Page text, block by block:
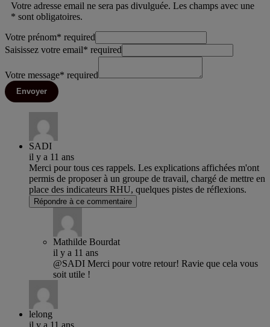
Votre adresse email ne sera pas divulguée. Les champs avec une
* sont obligatoires.
Votre prénom* required
Saisissez votre email* required
Votre message* required
Envoyer
SADI
il y a 11 ans
Merci pour tous ces rappels. Les explications affichées m'ont
permis de proposer à un groupe de travail, chargé de mettre en
place des indicateurs RHU, quelques pistes de réflexions.
Répondre à ce commentaire
Mathilde Bourdat
il y a 11 ans
@SADI Merci pour votre retour! Ravie que cela vous
soit utile !
lelong